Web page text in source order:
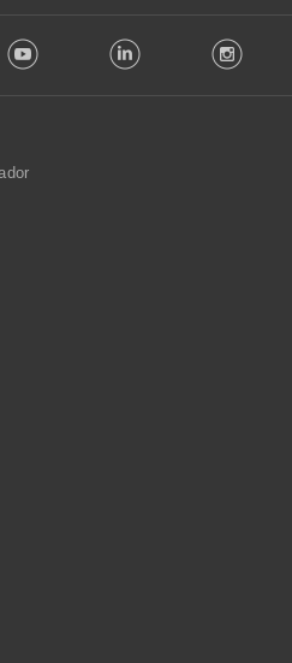
Youtube LinkedIn